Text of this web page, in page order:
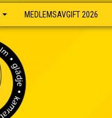
MEDLEMSAVGIFT 2026